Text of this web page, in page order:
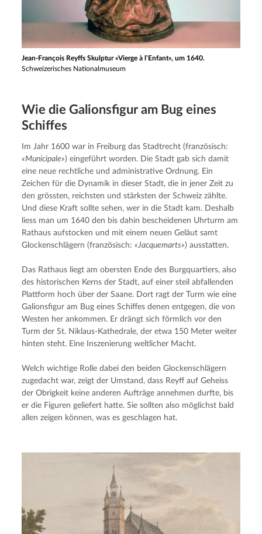
Jean-François Reyffs Skulptur «Vierge à l’Enfant», um 1640.
Schweizerisches Nationalmuseum
Wie die Galions­fi­gur am Bug eines
Schiffes
«Municipale») eingeführt worden. Die Stadt gab sich damit
eine neue rechtliche und administrative Ordnung. Ein
Zeichen für die Dynamik in dieser Stadt, die in jener Zeit zu
den grössten, reichsten und stärksten der Schweiz zählte.
Und diese Kraft sollte sehen, wer in die Stadt kam. Deshalb
liess man um 1640 den bis dahin bescheidenen Uhrturm am
Rathaus aufstocken und mit einem neuen Geläut samt
Glockenschlägern (französisch: «Jacquemarts») ausstatten.
Das Rathaus liegt am obersten Ende des Burgquartiers, also
des historischen Kerns der Stadt, auf einer steil abfallenden
Plattform hoch über der Saane. Dort ragt der Turm wie eine
Galionsfigur am Bug eines Schiffes denen entgegen, die von
Westen her ankommen. Er drängt sich förmlich vor den
Turm der St. Niklaus-Kathedrale, der etwa 150 Meter weiter
hinten steht. Eine Inszenierung weltlicher Macht.
Welch wichtige Rolle dabei den beiden Glockenschlägern
zugedacht war, zeigt der Umstand, dass Reyff auf Geheiss
der Obrigkeit keine anderen Aufträge annehmen durfte, bis
er die Figuren geliefert hatte. Sie sollten also möglichst bald
allen zeigen können, was es geschlagen hat.